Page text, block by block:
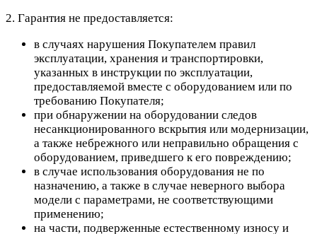
2. Гарантия не предоставляется:
в случаях нарушения Покупателем правил
эксплуатации, хранения и транспортировки,
указанных в инструкции по эксплуатации,
предоставляемой вместе с оборудованием или по
требованию Покупателя;
при обнаружении на оборудовании следов
несанкционированного вскрытия или модернизации,
а также небрежного или неправильно обращения с
оборудованием, приведшего к его повреждению;
в случае использования оборудования не по
назначению, а также в случае неверного выбора
модели с параметрами, не соответствующими
применению;
на части, подверженные естественному износу и